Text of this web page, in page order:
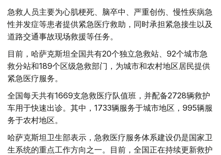
急救人员主要为心肌梗死、脑卒中、严重创伤、慢性疾病急
性并发症等患者提供紧急医疗救助，同时承担紧急接生以及
道路交通事故现场救援等任务。
目前，哈萨克斯坦全国共有20个独立急救站、92个城市急
救分站和189个区级急救部门，为城市和农村地区居民提供
紧急医疗服务。
全国每天共有1669支急救医疗队值班，并配备2728辆救护
车用于快速出诊。其中，1733辆服务于城市地区，995辆服
务于农村地区。
哈萨克斯坦卫生部表示，急救医疗服务体系建设仍是国家卫
生系统的重点工作方向之一。目前，全国正在持续更新救护